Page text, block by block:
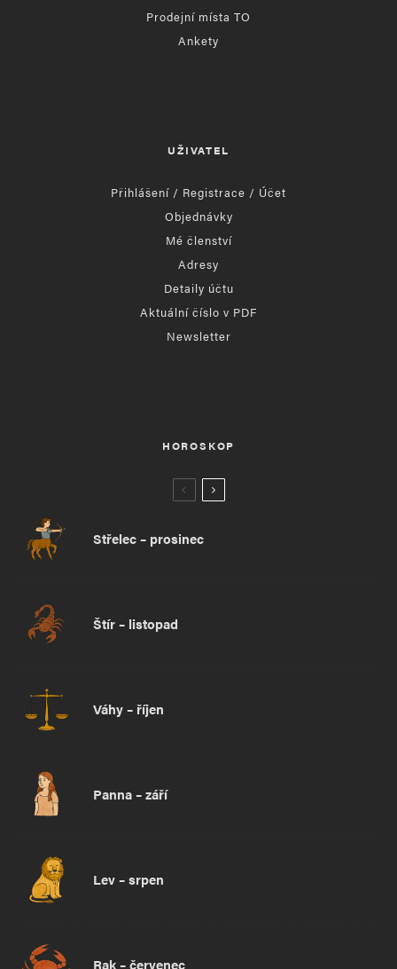
Prodejní místa TO
Ankety
UŽIVATEL
Přihlášení / Registrace / Účet
Objednávky
Mé členství
Adresy
Detaily účtu
Aktuální číslo v PDF
Newsletter
HOROSKOP
Střelec – prosinec
Štír – listopad
Váhy – říjen
Panna – září
Lev – srpen
Rak – červenec